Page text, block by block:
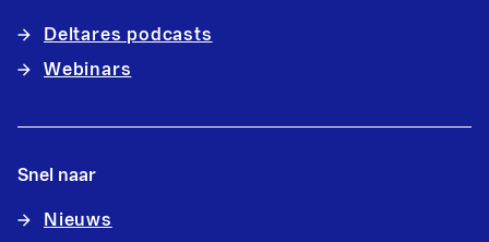
Deltares podcasts
Webinars
Snel naar
Nieuws